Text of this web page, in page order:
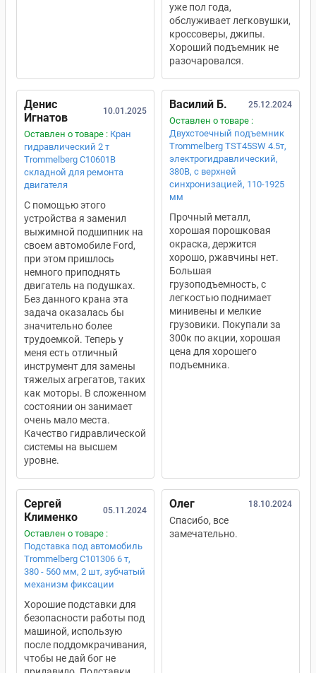
уже пол года,
обслуживает легковушки,
кроссоверы, джипы.
Хороший подъемник не
разочаровался.
Денис
Игнатов
10.01.2025
Оставлен о товаре : Кран
гидравлический 2 т
Trommelberg C10601B
складной для ремонта
двигателя
С помощью этого
устройства я заменил
выжимной подшипник на
своем автомобиле Ford,
при этом пришлось
немного приподнять
двигатель на подушках.
Без данного крана эта
задача оказалась бы
значительно более
трудоемкой. Теперь у
меня есть отличный
инструмент для замены
тяжелых агрегатов, таких
как моторы. В сложенном
состоянии он занимает
очень мало места.
Качество гидравлической
системы на высшем
уровне.
Василий Б. 25.12.2024
Оставлен о товаре :
Двухстоечный подъемник
Trommelberg TST45SW 4.5т,
электрогидравлический,
380В, с верхней
синхронизацией, 110-1925
мм
Прочный металл,
хорошая порошковая
окраска, держится
хорошо, ржавчины нет.
Большая
грузоподъемность, с
легкостью поднимает
минивены и мелкие
грузовики. Покупали за
300к по акции, хорошая
цена для хорошего
подъемника.
Сергей
Клименко
05.11.2024
Оставлен о товаре :
Подставка под автомобиль
Trommelberg C101306 6 т,
380 - 560 мм, 2 шт, зубчатый
механизм фиксации
Хорошие подставки для
безопасности работы под
машиной, использую
после поддомкрачивания,
чтобы не дай бог не
Олег 18.10.2024
Спасибо, все
замечательно.